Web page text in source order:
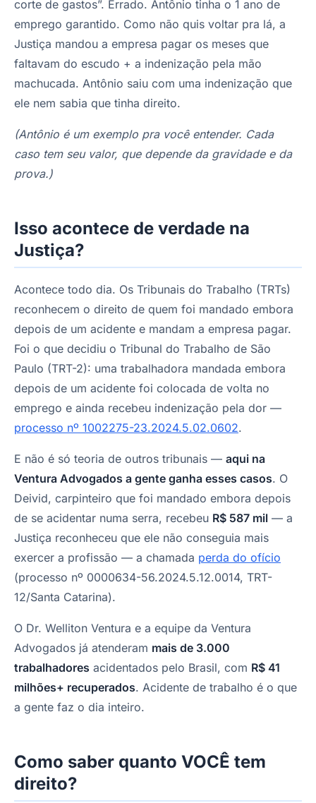
corte de gastos”. Errado. Antônio tinha o 1 ano de
emprego garantido. Como não quis voltar pra lá, a
Justiça mandou a empresa pagar os meses que
faltavam do escudo + a indenização pela mão
machucada. Antônio saiu com uma indenização que
ele nem sabia que tinha direito.
(Antônio é um exemplo pra você entender. Cada
caso tem seu valor, que depende da gravidade e da
prova.)
Isso acontece de verdade na
Justiça?
Acontece todo dia. Os Tribunais do Trabalho (TRTs)
reconhecem o direito de quem foi mandado embora
depois de um acidente e mandam a empresa pagar.
Foi o que decidiu o Tribunal do Trabalho de São
Paulo (TRT-2): uma trabalhadora mandada embora
depois de um acidente foi colocada de volta no
emprego e ainda recebeu indenização pela dor —
processo nº 1002275-23.2024.5.02.0602.
E não é só teoria de outros tribunais — aqui na
Ventura Advogados a gente ganha esses casos. O
Deivid, carpinteiro que foi mandado embora depois
de se acidentar numa serra, recebeu R$ 587 mil — a
Justiça reconheceu que ele não conseguia mais
exercer a profissão — a chamada perda do ofício
(processo nº 0000634-56.2024.5.12.0014, TRT-
12/Santa Catarina).
O Dr. Welliton Ventura e a equipe da Ventura
Advogados já atenderam mais de 3.000
trabalhadores acidentados pelo Brasil, com R$ 41
milhões+ recuperados. Acidente de trabalho é o que
a gente faz o dia inteiro.
Como saber quanto VOCÊ tem
direito?